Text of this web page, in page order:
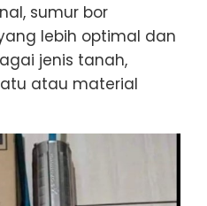
sumur bor
lebih optimal dan
jenis tanah,
atau material